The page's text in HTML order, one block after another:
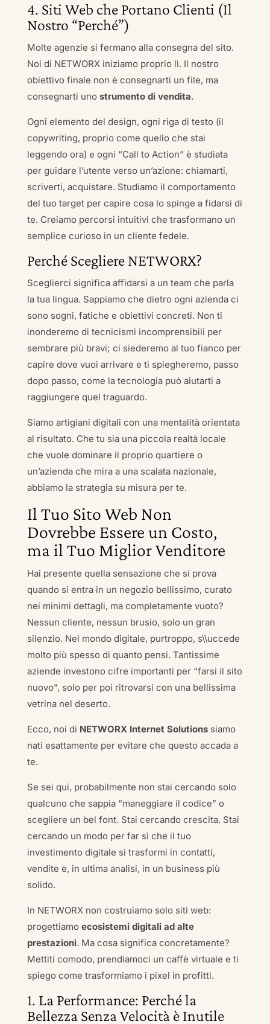
4. Siti Web che Portano Clienti (Il
Nostro “Perché”)
Molte agenzie si fermano alla consegna del sito.
Noi di NETWORX iniziamo proprio lì. Il nostro
obiettivo finale non è consegnarti un file, ma
consegnarti uno strumento di vendita.
Ogni elemento del design, ogni riga di testo (il
copywriting, proprio come quello che stai
leggendo ora) e ogni “Call to Action” è studiata
per guidare l’utente verso un’azione: chiamarti,
scriverti, acquistare. Studiamo il comportamento
del tuo target per capire cosa lo spinge a fidarsi di
te. Creiamo percorsi intuitivi che trasformano un
semplice curioso in un cliente fedele.
Perché Scegliere NETWORX?
Sceglierci significa affidarsi a un team che parla
la tua lingua. Sappiamo che dietro ogni azienda ci
sono sogni, fatiche e obiettivi concreti. Non ti
inonderemo di tecnicismi incomprensibili per
sembrare più bravi; ci siederemo al tuo fianco per
capire dove vuoi arrivare e ti spiegheremo, passo
dopo passo, come la tecnologia può aiutarti a
raggiungere quel traguardo.
Siamo artigiani digitali con una mentalità orientata
al risultato. Che tu sia una piccola realtà locale
che vuole dominare il proprio quartiere o
un’azienda che mira a una scalata nazionale,
abbiamo la strategia su misura per te.
Il Tuo Sito Web Non
Dovrebbe Essere un Costo,
ma il Tuo Miglior Venditore
Hai presente quella sensazione che si prova
quando si entra in un negozio bellissimo, curato
nei minimi dettagli, ma completamente vuoto?
Nessun cliente, nessun brusio, solo un gran
silenzio. Nel mondo digitale, purtroppo, s\\uccede
molto più spesso di quanto pensi. Tantissime
aziende investono cifre importanti per “farsi il sito
nuovo”, solo per poi ritrovarsi con una bellissima
vetrina nel deserto.
Ecco, noi di NETWORX Internet Solutionssiamo
nati esattamente per evitare che questo accada a
te.
Se sei qui, probabilmente non stai cercando solo
qualcuno che sappia “maneggiare il codice” o
scegliere un bel font. Stai cercando crescita. Stai
cercando un modo per far sì che il tuo
investimento digitale si trasformi in contatti,
vendite e, in ultima analisi, in un business più
solido.
In NETWORX non costruiamo solo siti web:
progettiamo ecosistemi digitali ad alte
prestazioni. Ma cosa significa concretamente?
Mettiti comodo, prendiamoci un caffè virtuale e ti
spiego come trasformiamo i pixel in profitti.
1. La Performance: Perché la
Bellezza Senza Velocità è Inutile